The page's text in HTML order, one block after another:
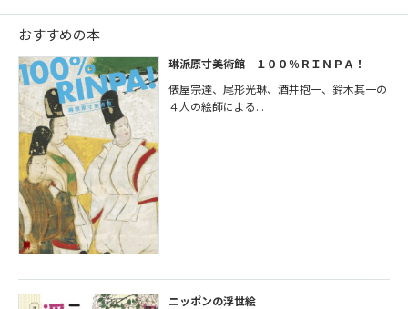
おすすめの本
琳派原寸美術館 １００％ＲＩＮＰＡ！
俵屋宗達、尾形光琳、酒井抱一、鈴木其一の
４人の絵師による...
ニッポンの浮世絵